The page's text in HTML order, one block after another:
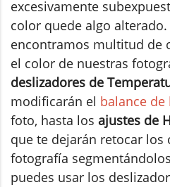
excesivamente
color quede algo
encontramos multitud de
el color de nuestras
deslizadores de
modificarán el balance de
foto, hasta los ajustes de
que te dejarán retocar los
fotografía
puedes usar los